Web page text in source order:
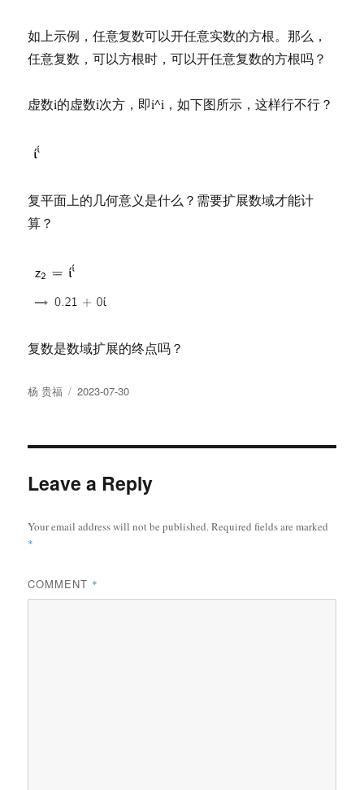
如上示例，任意复数可以开任意实数的方根。那么，
任意复数，可以方根时，可以开任意复数的方根吗？
虚数i的虚数i次方，即i^i，如下图所示，这样行不行？
复平面上的几何意义是什么？需要扩展数域才能计
算？
复数是数域扩展的终点吗？
Author
杨 贵福
Posted
2023-07-30
Leave a Reply
Your email address will not be published.Required fields are marked
*
COMMENT *